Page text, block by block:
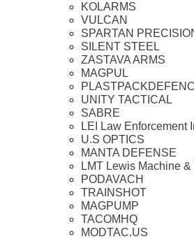
KOLARMS
VULCAN
SPARTAN
SILENT STEEL
ZASTAVA ARMS
MAGPUL
UNITY TACTICAL
SABRE
LEI Law Enforcement
U.S OPTICS
MANTA DEFENSE
LMT Lewis Machine &
PODAVACH
TRAINSHOT
MAGPUMP
TACOMHQ
MODTAC.US